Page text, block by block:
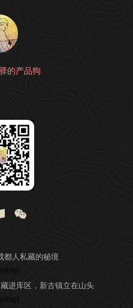
的产品狗
都人私藏的秘境
9日
进库区，新古镇立在山头
9日